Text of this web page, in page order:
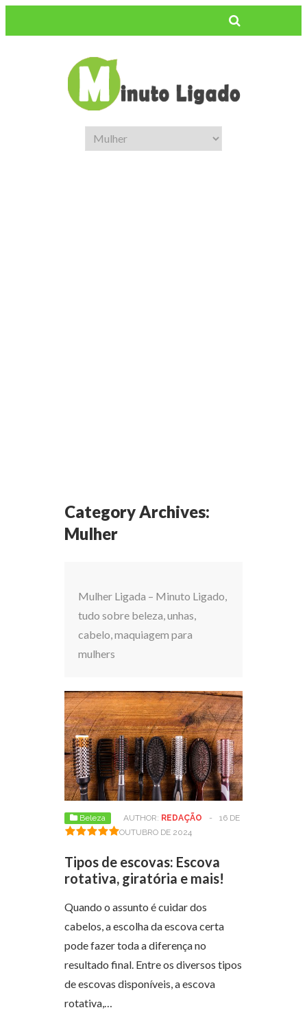
Category Archives:
Mulher
Mulher Ligada – Minuto Ligado,
tudo sobre beleza, unhas,
cabelo, maquiagem para
mulhers
Beleza AUTHOR: REDAÇÃO -
16 DE
OUTUBRO DE 2024
Tipos de escovas: Escova
rotativa, giratória e mais!
Quando o assunto é cuidar dos
cabelos, a escolha da escova certa
pode fazer toda a diferença no
resultado final. Entre os diversos tipos
de escovas disponíveis, a escova
rotativa,…